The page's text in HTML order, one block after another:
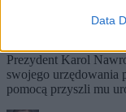
Data
Prezydent
sobie silną
Prezydent Karol
swojego urzędowania
pomocą przyszli mu